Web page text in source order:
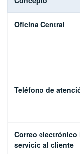
Oficina Central
Teléfono de
Correo
servicio al cliente